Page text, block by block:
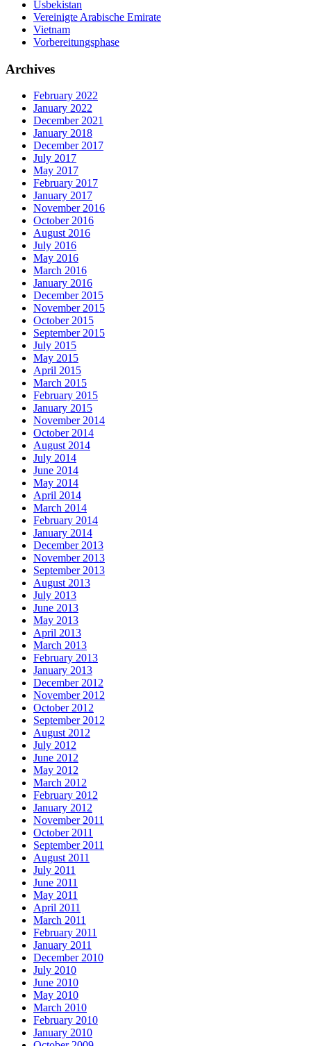
Usbekistan
Vereinigte Arabische Emirate
Vietnam
Vorbereitungsphase
Archives
February 2022
January 2022
December 2021
January 2018
December 2017
July 2017
May 2017
February 2017
January 2017
November 2016
October 2016
August 2016
July 2016
May 2016
March 2016
January 2016
December 2015
November 2015
October 2015
September 2015
July 2015
May 2015
April 2015
March 2015
February 2015
January 2015
November 2014
October 2014
August 2014
July 2014
June 2014
May 2014
April 2014
March 2014
February 2014
January 2014
December 2013
November 2013
September 2013
August 2013
July 2013
June 2013
May 2013
April 2013
March 2013
February 2013
January 2013
December 2012
November 2012
October 2012
September 2012
August 2012
July 2012
June 2012
May 2012
March 2012
February 2012
January 2012
November 2011
October 2011
September 2011
August 2011
July 2011
June 2011
May 2011
April 2011
March 2011
February 2011
January 2011
December 2010
July 2010
June 2010
May 2010
March 2010
February 2010
January 2010